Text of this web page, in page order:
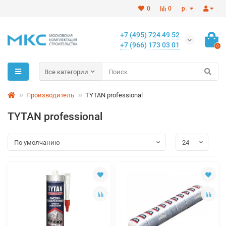
р.
0
0
+7 (495) 724 49 52
+7 (966) 173 03 01
0
Все категории
Производитель TYTAN professional
TYTAN professional